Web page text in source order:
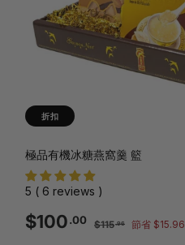
折扣
極品有機冰糖燕窩羹 籃
5 ( 6 reviews )
銷
售
$100.00$100.00
般
$115.96$115.96
節省 $15.96